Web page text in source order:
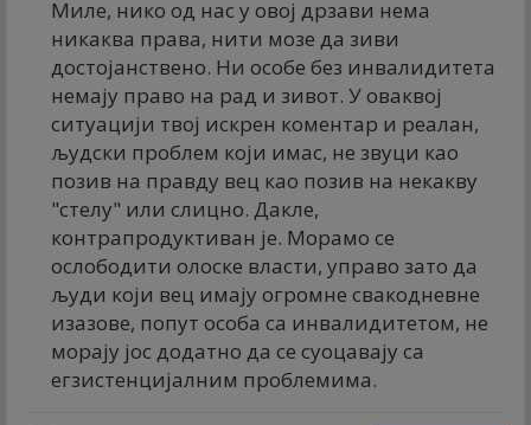
Миле, нико од нас у овој дрзави нема
никаква права, нити мозе да зиви
достојанствено. Ни особе без инвалидитета
немају право на рад и зивот. У оваквој
ситуацији твој искрен коментар и реалан,
људски проблем који имас, не звуци као
позив на правду вец као позив на некакву
"стелу" или слицно. Дакле,
контрапродуктиван је. Морамо се
ослободити олоске власти, управо зато да
људи који вец имају огромне свакодневне
изазове, попут особа са инвалидитетом, не
морају јос додатно да се суоцавају са
егзистенцијалним проблемима.